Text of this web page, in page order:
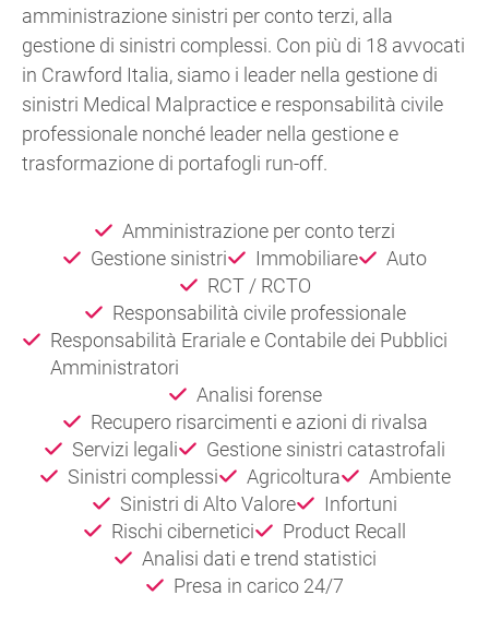
amministrazione sinistri per conto terzi, alla
gestione di sinistri complessi. Con più di 18 avvocati
in Crawford Italia, siamo i leader nella gestione di
sinistri Medical Malpractice e responsabilità civile
professionale nonché leader nella gestione e
trasformazione di portafogli run-off.
Amministrazione per conto terzi
Gestione sinistri
Immobiliare
Auto
RCT / RCTO
Responsabilità civile professionale
Responsabilità Erariale e Contabile dei Pubblici
Amministratori
Analisi forense
Recupero risarcimenti e azioni di rivalsa
Servizi legali
Gestione sinistri catastrofali
Sinistri complessi
Agricoltura
Ambiente
Sinistri di Alto Valore
Infortuni
Rischi cibernetici
Product Recall
Analisi dati e trend statistici
Presa in carico 24/7